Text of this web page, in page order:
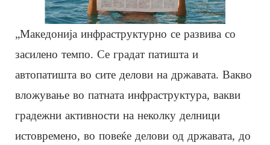
„Македонија инфраструктурно се развива со
засилено темпо. Се градат патишта и
автопатишта во сите делови на државата. Вакво
вложување во патната инфраструктура, вакви
градежни активности на неколку делници
истовремено, во повеќе делови од државата, до